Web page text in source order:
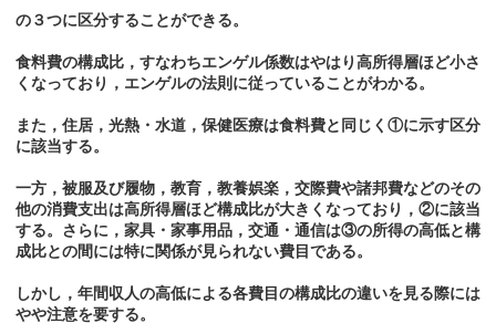
の３つに区分することができる。
食料費の構成比，すなわちエンゲル係数はやはり高所得層ほど小さ
くなっており，エンゲルの法則に従っていることがわかる。
また，住居，光熱・水道，保健医療は食料費と同じく①に示す区分
に該当する。
一方，被服及び履物，教育，教養娯楽，交際費や諸邦費などのその
他の消費支出は高所得層ほど構成比が大きくなっており，②に該当
する。さらに，家具・家事用品，交通・通信は③の所得の高低と構
成比との間には特に関係が見られない費目である。
しかし，年間収人の高低による各費目の構成比の違いを見る際には
やや注意を要する。